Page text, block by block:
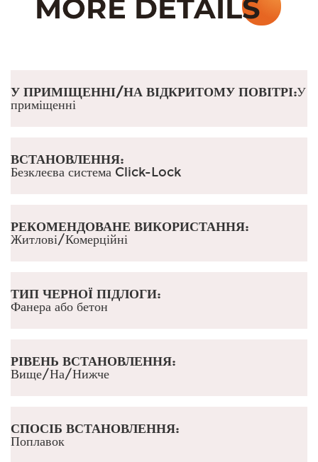
У ПРИМІЩЕННІ/НА ВІДКРИТОМУ ПОВІТРІ:У
приміщенні
ВСТАНОВЛЕННЯ:
Безклеєва система Click-Lock
РЕКОМЕНДОВАНЕ ВИКОРИСТАННЯ:
Житлові/Комерційні
ТИП ЧЕРНОЇ ПІДЛОГИ:
Фанера або бетон
РІВЕНЬ ВСТАНОВЛЕННЯ:
Вище/На/Нижче
СПОСІБ ВСТАНОВЛЕННЯ:
Поплавок